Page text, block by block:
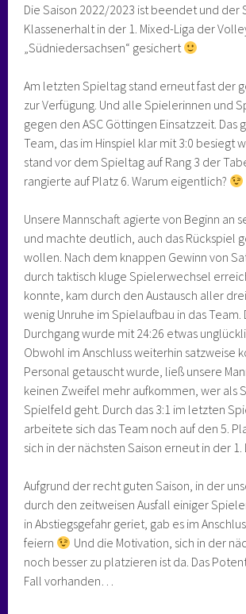
Die Saison 2022/2023 ist beendet und der
Klassenerhalt in der 1. Mixed-Liga der
„Südniedersachsen“ gesichert
Am letzten Spieltag stand erneut fast der
zur Verfügung. Und alle Spielerinnen und
gegen den ASC Göttingen Einsatzzeit. Das
Team, das im Hinspiel klar mit 3:0 besiegt
stand vor dem Spieltag auf Rang 3 der
rangierte auf Platz 6. Warum eigentlich?
Unsere Mannschaft agierte von Beginn an
und machte deutlich, auch das Rückspiel
wollen. Nach dem knappen Gewinn von
durch taktisch kluge Spielerwechsel
konnte, kam durch den Austausch aller
wenig Unruhe im Spielaufbau in das Team.
Durchgang wurde mit 24:26 etwas
Obwohl im Anschluss weiterhin satzweise
Personal getauscht wurde, ließ unsere
keinen Zweifel mehr aufkommen, wer als
Spielfeld geht. Durch das 3:1 im letzten
arbeitete sich das Team noch auf den 5.
sich in der nächsten Saison erneut in der 1.
Aufgrund der recht guten Saison, in der
durch den zeitweisen Ausfall einiger
in Abstiegsgefahr geriet, gab es im
feiern
Und die Motivation, sich in der
noch besser zu platzieren ist da. Das
Fall vorhanden…